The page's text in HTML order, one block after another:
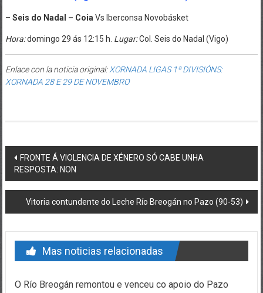
– Seis do Nadal – CoiaVs Iberconsa Novobásket
Hora:domingo 29 ás 12:15 h. Lugar:Col. Seis do Nadal (Vigo)
Enlace con la noticia original:XORNADA LIGAS 1ª DIVISIÓNS:
XORNADA 28 E 29 DE NOVEMBRO
Post navigation
FRONTE Á VIOLENCIA DE XÉNERO SÓ CABE UNHA
RESPOSTA: NON
Vitoria contundente do Leche Río Breogán no Pazo (90-53)
Mas noticias relacionadas
O Río Breogán remontou e venceu co apoio do Pazo